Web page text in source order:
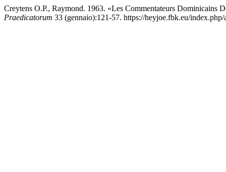
Creytens O.P., Raymond. 1963. «Les Commentateurs
Praedicatorum 33 (gennaio):121-57. https://heyjoe.fbk.eu/